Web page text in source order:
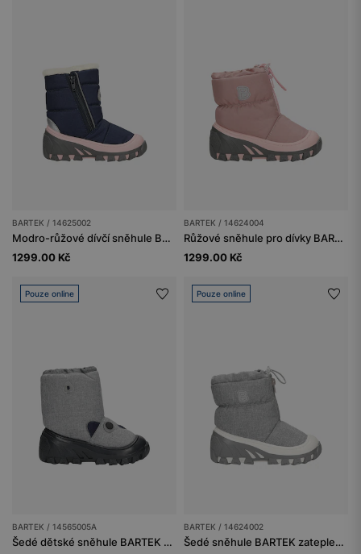
BARTEK / 14625002
Modro-růžové dívčí sněhule BARTEK 14625002
1299.00 Kč
BARTEK / 14624004
Růžové sněhule pro dívky BARTEK 14624004 zateplené přírodní vlnou
1299.00 Kč
Pouze online
BARTEK / 14565005A
Šedé dětské sněhule BARTEK 14565005A
Pouze online
BARTEK / 14624002
Šedé sněhule BARTEK zateplené přírodní vlnou 14624002